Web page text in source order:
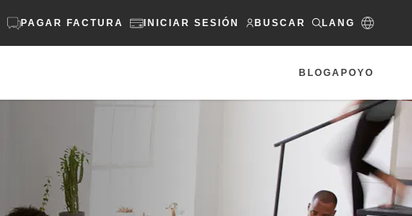
PAGAR FACTURA INICIAR SESIÓN BUSCAR LANG
BLOGAPOYO